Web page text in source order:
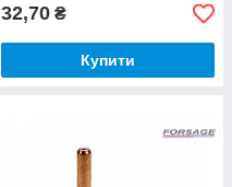
32,70 ₴
Купити